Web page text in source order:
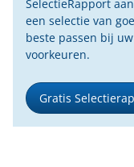
SelectieRapport
een selectie van
beste passen bij
voorkeuren.
Gratis